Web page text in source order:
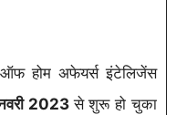
ऑफ होम अफेयर्स इंटेलिजेंस
2023से शुरू हो चुका